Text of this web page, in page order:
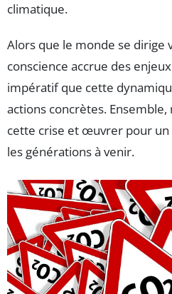
climatique.
Alors que le monde se dirige
conscience accrue des
impératif que cette
actions concrètes.
cette crise et œuvrer pour
les générations à venir.